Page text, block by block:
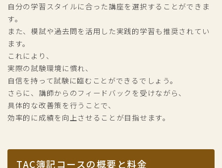
自分の学習スタイルに合った講座を選択することができま
す。
また、模試や過去問を活用した実践的学習も推奨されてい
ます。
これにより、
実際の試験環境に慣れ、
自信を持って試験に臨むことができるでしょう。
さらに、講師からのフィードバックを受けながら、
具体的な改善策を行うことで、
効率的に成績を向上させることが目指せます。
TAC簿記コースの概要と料金